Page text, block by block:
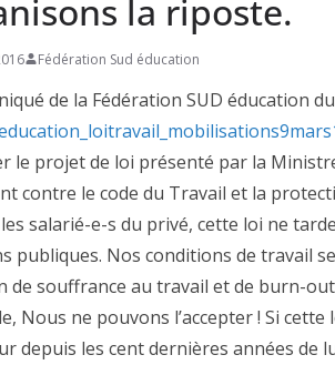
la riposte.
Fédération Sud éducation
de la Fédération SUD éducation
le projet de loi présenté par la
contre le code du Travail et la
les salarié-e-s du privé, cette loi ne
publiques. Nos conditions de travail
de souffrance au travail et de burn-
Nous ne pouvons l’accepter ! Si
depuis les cent dernières années